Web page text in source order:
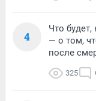
4
Что
— о том,
после
325